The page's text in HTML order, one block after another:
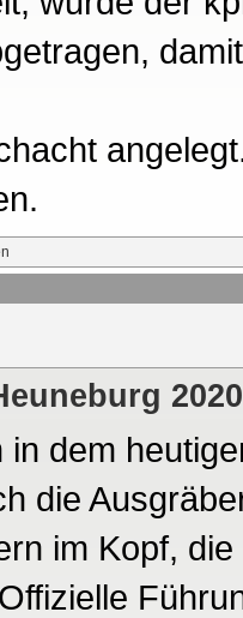
2020
dem
die
im Kopf,